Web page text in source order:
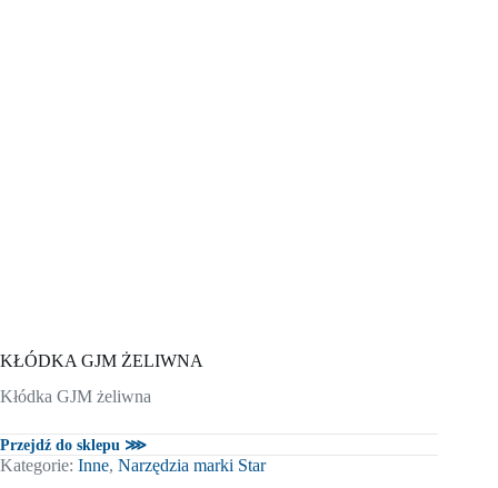
KŁÓDKA GJM ŻELIWNA
Kłódka GJM żeliwna
Przejdź do sklepu ⋙
Kategorie: Inne, Narzędzia marki Star